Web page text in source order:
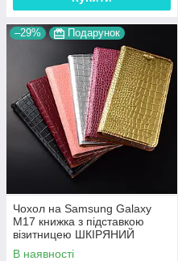
–29% Подарунок
Чохол на Samsung Galaxy
M17 книжка з підставкою
візитницею ШКІРЯНИЙ
протиударний магнітний
В наявності